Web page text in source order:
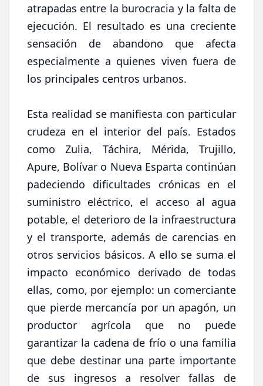
atrapadas entre la burocracia y la falta de
ejecución. El resultado es una creciente
sensación de abandono que afecta
especialmente a quienes viven fuera de
los principales centros urbanos.
Esta realidad se manifiesta con particular
crudeza en el interior del país. Estados
como Zulia, Táchira, Mérida, Trujillo,
Apure, Bolívar o Nueva Esparta continúan
padeciendo dificultades crónicas en el
suministro eléctrico, el acceso al agua
potable, el deterioro de la infraestructura
y el transporte, además de carencias en
otros servicios básicos. A ello se suma el
impacto económico derivado de todas
ellas, como, por ejemplo: un comerciante
que pierde mercancía por un apagón, un
productor agrícola que no puede
garantizar la cadena de frío o una familia
que debe destinar una parte importante
de sus ingresos a resolver fallas de